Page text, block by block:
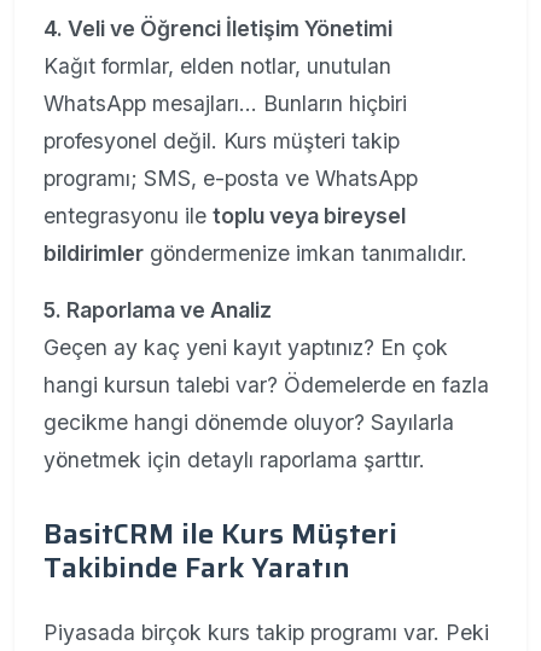
4. Veli ve Öğrenci İletişim Yönetimi
Kağıt formlar, elden notlar, unutulan
WhatsApp mesajları… Bunların hiçbiri
profesyonel değil. Kurs müşteri takip
programı; SMS, e-posta ve WhatsApp
entegrasyonu ile toplu veya bireysel
bildirimler göndermenize imkan tanımalıdır.
5. Raporlama ve Analiz
Geçen ay kaç yeni kayıt yaptınız? En çok
hangi kursun talebi var? Ödemelerde en fazla
gecikme hangi dönemde oluyor? Sayılarla
yönetmek için detaylı raporlama şarttır.
BasitCRM ile Kurs Müşteri
Takibinde Fark Yaratın
Piyasada birçok kurs takip programı var. Peki